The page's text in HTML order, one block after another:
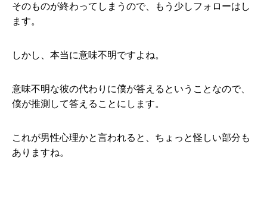
そのものが終わってしまうので、もう少しフォローはし
ます。
しかし、本当に意味不明ですよね。
意味不明な彼の代わりに僕が答えるということなので、
僕が推測して答えることにします。
これが男性心理かと言われると、ちょっと怪しい部分も
ありますね。